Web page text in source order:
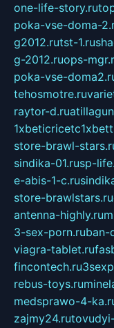
one-life-story.ru
poka-vse-doma-
g2012.rutst-1.ru
g-2012.ruops-
poka-vse-
tehosmotre.ru
raytor-d.ru
store-brawl-
sindika-01.rusp-
e-abis-1-c.ru
store-brawlstars.ru
antenna-highly.ru
3-sex-porn.ruban-
viagra-tablet.ru
fincontech.ru
rebus-toys.ru
medsprawo-4-
zajmy24.ru